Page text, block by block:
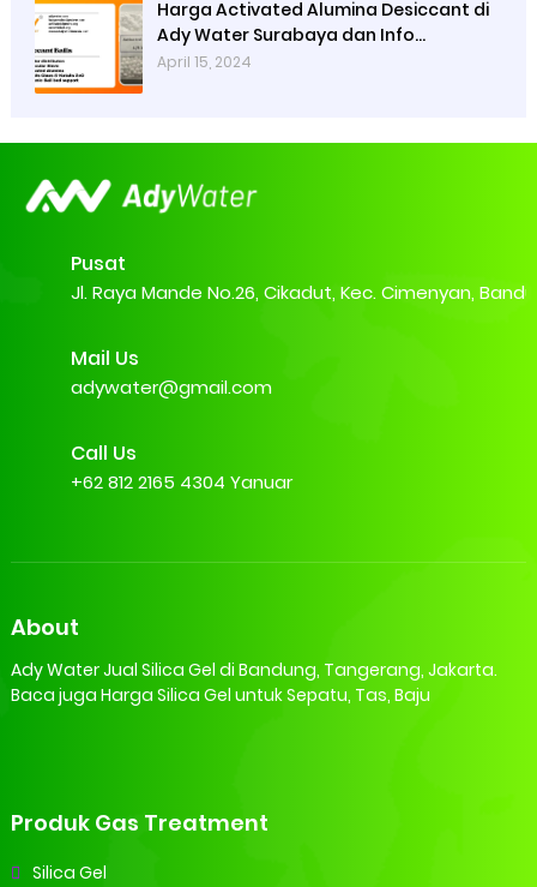
Harga Activated Alumina Desiccant di
Ady Water Surabaya dan Info
Pembelian
April 15, 2024
Pusat
Jl. Raya Mande No.26, Cikadut, Kec. Cimenyan,
Mail Us
adywater@gmail.com
Call Us
+62 812 2165 4304 Yanuar
About
Ady Water Jual Silica Gel di Bandung, Tangerang, Jakarta.
Baca juga Harga Silica Gel untuk Sepatu, Tas, Baju
Produk Gas Treatment
Silica Gel